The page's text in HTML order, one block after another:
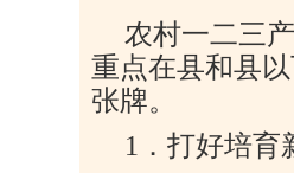
农村一二三
重点在县和县
张牌。
1．打好培育